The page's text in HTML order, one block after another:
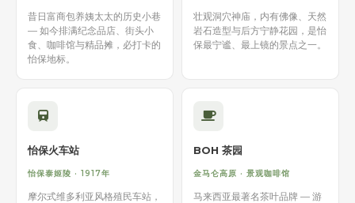
昔日富商包养姨太太的历史小巷
— 如今排满纪念品店、街头小
食、咖啡馆与精品摊，必打卡的
怡保地标。
壮观洞穴神庙，内有佛像、天然
岩石造型与后方宁静花园，是怡
保最宁谧、最上镜的景点之一。
怡保火车站
怡保泰姬陵 · 1917年
摩尔式维多利亚风格殖民车站，
BOH 茶园
金马仑高原 · 景观咖啡馆
马来西亚最著名茶叶品牌 — 游